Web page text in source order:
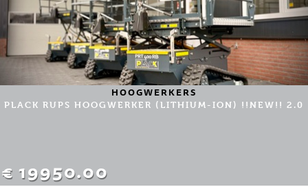
HOOGWERKERS
PLACK RUPS HOOGWERKER (LITHIUM-ION) !!NEW!! 2.0
€ 19950.00